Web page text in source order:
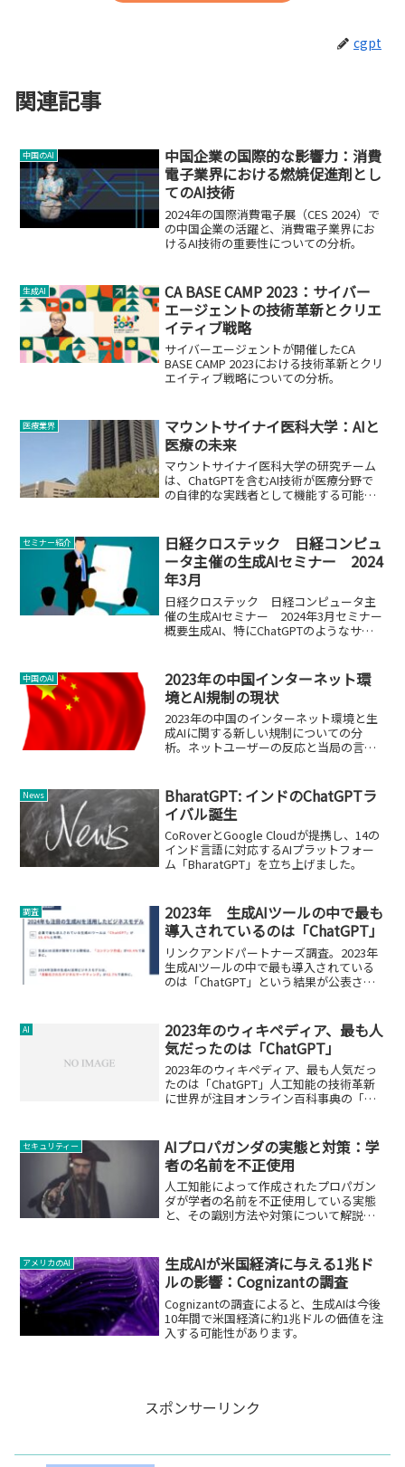
cgpt
関連記事
中国のAI
中国企業の国際的な影響力：消費
電子業界における燃焼促進剤とし
てのAI技術
2024年の国際消費電子展（CES 2024）で
の中国企業の活躍と、消費電子業界にお
けるAI技術の重要性についての分析。
生成AI
CA BASE CAMP 2023：サイバー
エージェントの技術革新とクリエ
イティブ戦略
サイバーエージェントが開催したCA
BASE CAMP 2023における技術革新とクリ
エイティブ戦略についての分析。
医療業界
マウントサイナイ医科大学：AIと
医療の未来
マウントサイナイ医科大学の研究チーム
は、ChatGPTを含むAI技術が医療分野で
の自律的な実践者として機能する可能性
セミナー紹介
日経クロステック 日経コンピュ
ータ主催の生成AIセミナー 2024
年3月
日経クロステック 日経コンピュータ主
催の生成AIセミナー 2024年3月セミナー
概要生成AI、特にChatGPTのようなサー
は情報漏洩や法的リスクなどの課題も抱
えていま...
中国のAI
2023年の中国インターネット環
境とAI規制の現状
2023年の中国のインターネット環境と生
成AIに関する新しい規制についての分
析。ネットユーザーの反応と当局の言論
News
BharatGPT: インドのChatGPTラ
イバル誕生
CoRoverとGoogle Cloudが提携し、14の
インド言語に対応するAIプラットフォー
ム「BharatGPT」を立ち上げました。
調査
2023年 生成AIツールの中で最も
導入されているのは「ChatGPT」
リンクアンドパートナーズ調査。2023年
生成AIツールの中で最も導入されている
のは「ChatGPT」という結果が公表され
AI
2023年のウィキペディア、最も人
気だったのは「ChatGPT」
2023年のウィキペディア、最も人気だっ
たのは「ChatGPT」人工知能の技術革新
に世界が注目オンライン百科事典の「ウ
の中で、最も人気だったのは、米オープ
ンAI社...
セキュリティー
AIプロパガンダの実態と対策：学
者の名前を不正使用
人工知能によって作成されたプロパガン
ダが学者の名前を不正使用している実態
と、その識別方法や対策について解説し
アメリカのAI
生成AIが米国経済に与える1兆ド
ルの影響：Cognizantの調査
Cognizantの調査によると、生成AIは今後
10年間で米国経済に約1兆ドルの価値を注
入する可能性があります。
スポンサーリンク